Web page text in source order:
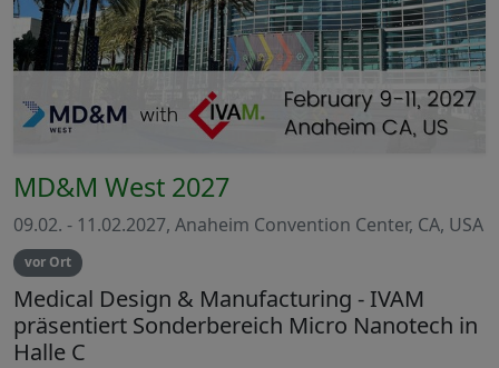
MD&M West 2027
09.02. - 11.02.2027, Anaheim Convention Center, CA, USA
vor Ort
Medical Design & Manufacturing - IVAM
präsentiert Sonderbereich Micro Nanotech in
Halle C